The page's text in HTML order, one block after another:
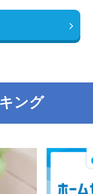
ング